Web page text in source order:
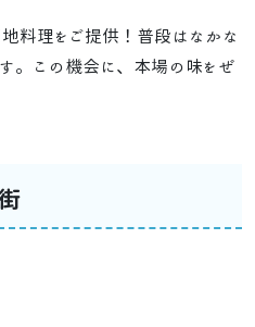
料理をご提供！普段はなかな
。この機会に、本場の味をぜ